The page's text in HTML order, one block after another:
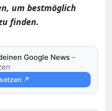
um bestmöglich
finden.
Google News –
↗